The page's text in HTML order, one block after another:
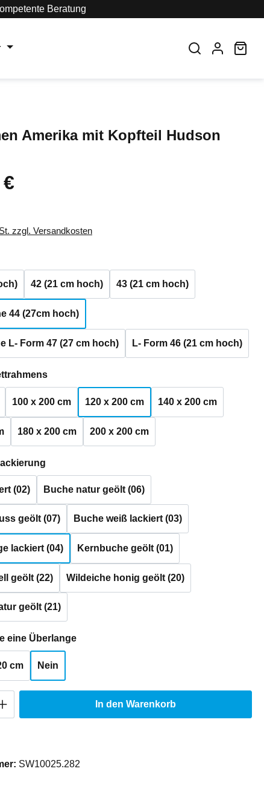
Beratung
Amerika mit Kopfteil Hudson
zzgl. Versandkosten
42 (21 cm hoch) 43 (21 cm hoch)
44 (27cm hoch)
L- Form 47 (27 cm hoch) L- Form 46 (21 cm hoch)
auswählen
100 x 200 cm 120 x 200 cm 140 x 200 cm
180 x 200 cm 200 x 200 cm
(02) Buche natur geölt (06)
geölt (07) Buche weiß lackiert (03)
lackiert (04) Kernbuche geölt (01)
geölt (22) Wildeiche honig geölt (20)
geölt (21)
eine Überlangeauswählen
cm Nein
Gib den gewünschten Wert ein
In den Warenkorb
SW10025.282